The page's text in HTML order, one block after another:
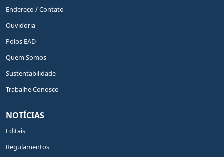
Endereço / Contato
Ouvidoria
Polos EAD
Quem Somos
Sustentabilidade
Trabalhe Conosco
NOTÍCIAS
Editais
Regulamentos